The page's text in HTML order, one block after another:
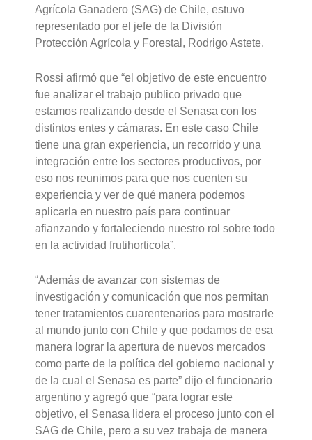
Agrícola Ganadero (SAG) de Chile, estuvo
representado por el jefe de la División
Protección Agrícola y Forestal, Rodrigo Astete.
Rossi afirmó que “el objetivo de este encuentro
fue analizar el trabajo publico privado que
estamos realizando desde el Senasa con los
distintos entes y cámaras. En este caso Chile
tiene una gran experiencia, un recorrido y una
integración entre los sectores productivos, por
eso nos reunimos para que nos cuenten su
experiencia y ver de qué manera podemos
aplicarla en nuestro país para continuar
afianzando y fortaleciendo nuestro rol sobre todo
en la actividad frutihorticola”.
“Además de avanzar con sistemas de
investigación y comunicación que nos permitan
tener tratamientos cuarentenarios para mostrarle
al mundo junto con Chile y que podamos de esa
manera lograr la apertura de nuevos mercados
como parte de la política del gobierno nacional y
de la cual el Senasa es parte” dijo el funcionario
argentino y agregó que “para lograr este
objetivo, el Senasa lidera el proceso junto con el
SAG de Chile, pero a su vez trabaja de manera